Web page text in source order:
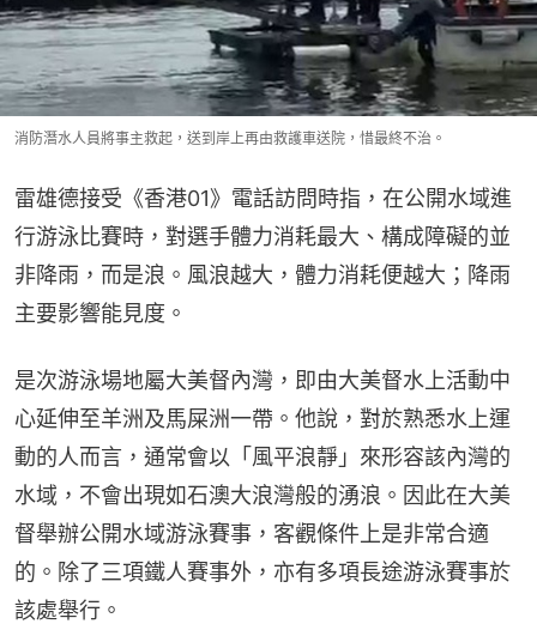
消防潛水人員將事主救起，送到岸上再由救護車送院，惜最終不治。
雷雄德接受《香港01》電話訪問時指，在公開水域進
行游泳比賽時，對選手體力消耗最大、構成障礙的並
非降雨，而是浪。風浪越大，體力消耗便越大；降雨
主要影響能見度。
是次游泳場地屬大美督內灣，即由大美督水上活動中
心延伸至羊洲及馬屎洲一帶。他說，對於熟悉水上運
動的人而言，通常會以「風平浪靜」來形容該內灣的
水域，不會出現如石澳大浪灣般的湧浪。因此在大美
督舉辦公開水域游泳賽事，客觀條件上是非常合適
的。除了三項鐵人賽事外，亦有多項長途游泳賽事於
該處舉行。